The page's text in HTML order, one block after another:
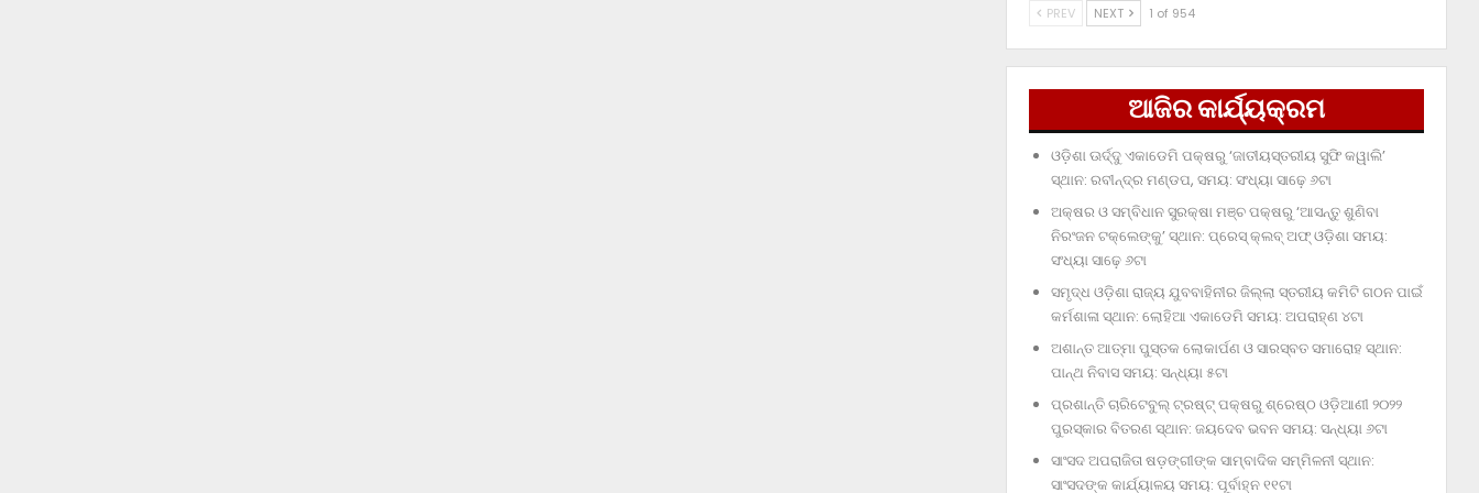
PREV NEXT 1 of 954
ଆଜିର କାର୍ଯ୍ୟକ୍ରମ
ଓଡ଼ିଶା ଊର୍ଦ୍ଦୁ ଏକାଡେମି ପକ୍ଷରୁ ‘ଜାତୀୟସ୍ତରୀୟ ସୁଫି କୱାଲି’
ସ୍ଥାନ: ରବୀନ୍ଦ୍ର ମଣ୍ଡପ, ସମୟ: ସଂଧ୍ୟା ସାଢ଼େ ୬ଟା
ଅକ୍ଷର ଓ ସମ୍ବିଧାନ ସୁରକ୍ଷା ମଞ୍ଚ ପକ୍ଷରୁ ‘ଆସନ୍ତୁ ଶୁଣିବା
ନିରଂଜନ ଟକ୍‌ଲେଙ୍କୁ’ ସ୍ଥାନ: ପ୍ରେସ୍‌ କ୍ଲବ୍‌ ଅଫ୍‌ ଓଡ଼ିଶା ସମୟ:
ସଂଧ୍ୟା ସାଢ଼େ ୬ଟା
ସମୃଦ୍ଧ ଓଡ଼ିଶା ରାଜ୍ୟ ଯୁବବାହିନୀର ଜିଲ୍ଲା ସ୍ତରୀୟ କମିଟି ଗଠନ ପାଇଁ
କର୍ମଶାଳା ସ୍ଥାନ: ଲୋହିଆ ଏକାଡେମି ସମୟ: ଅପରାହ୍‌ଣ ୪ଟା
ଅଶାନ୍ତ ଆତ୍ମା ପୁସ୍ତକ ଲୋକାର୍ପଣ ଓ ସାରସ୍ବତ ସମାରୋହ ସ୍ଥାନ:
ପାନ୍ଥ ନିବାସ ସମୟ: ସନ୍ଧ୍ୟା ୫ଟା
ପ୍ରଶାନ୍ତି ଚାରିଟେବୁଲ୍‌ ଟ୍ରଷ୍ଟ୍‌ ପକ୍ଷରୁ ଶ୍ରେଷ୍ଠ ଓଡ଼ିଆଣୀ ୨୦୨୨
ପୁରସ୍କାର ବିତରଣ ସ୍ଥାନ: ଜୟଦେବ ଭବନ ସମୟ: ସନ୍ଧ୍ୟା ୬ଟା
ସାଂସଦ ଅପରାଜିତା ଷଡ଼ଙ୍ଗୀଙ୍କ ସାମ୍ବାଦିକ ସମ୍ମିଳନୀ ସ୍ଥାନ:
ସାଂସଦଙ୍କ କାର୍ଯ୍ୟାଳୟ ସମୟ: ପୂର୍ବାହ୍ନ ୧୧ଟା